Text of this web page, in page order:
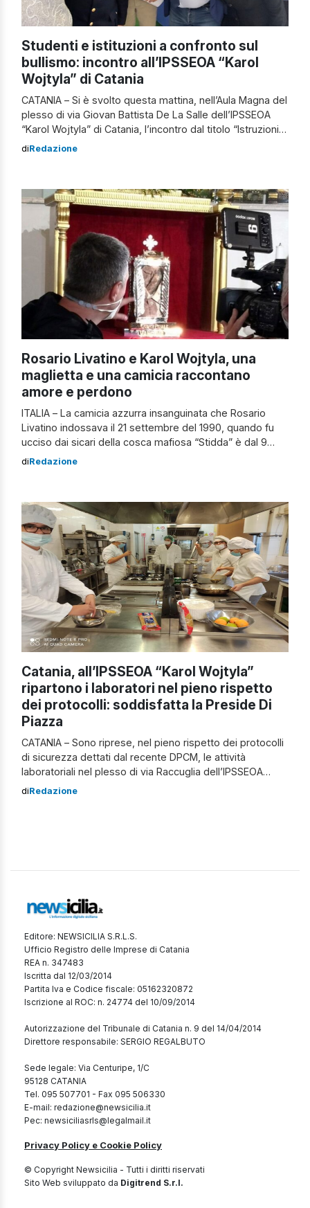
Studenti e istituzioni a confronto sul
bullismo: incontro all’IPSSEOA “Karol
Wojtyla” di Catania
CATANIA – Si è svolto questa mattina, nell’Aula Magna del
plesso di via Giovan Battista De La Salle dell’IPSSEOA
“Karol Wojtyla” di Catania, l’incontro dal titolo “Istruzioni
d’uso contro bullismo e cyberbullismo”, inserito nel
cultura della legalità, dell’educazione […]
diRedazione
Rosario Livatino e Karol Wojtyla, una
maglietta e una camicia raccontano
amore e perdono
ITALIA – La camicia azzurra insanguinata che Rosario
Livatino indossava il 21 settembre del 1990, quando fu
ucciso dai sicari della cosca mafiosa “Stidda” è dal 9
maggio, giorno della beatificazione, una preziosa reliquia
Sicilia. La maglietta bianca […]
diRedazione
Catania, all’IPSSEOA “Karol Wojtyla”
ripartono i laboratori nel pieno rispetto
dei protocolli: soddisfatta la Preside Di
Piazza
CATANIA – Sono riprese, nel pieno rispetto dei protocolli
di sicurezza dettati dal recente DPCM, le attività
laboratoriali nel plesso di via Raccuglia dell’IPSSEOA
“Karol Wojtyla” di Catania, fiore all’occhiello della
diRedazione
Editore: NEWSICILIA S.R.L.S.
Ufficio Registro delle Imprese di Catania
REA n. 347483
Iscritta dal 12/03/2014
Partita Iva e Codice fiscale: 05162320872
Iscrizione al ROC: n. 24774 del 10/09/2014
Autorizzazione del Tribunale di Catania n. 9 del 14/04/2014
Direttore responsabile: SERGIO REGALBUTO
Sede legale: Via Centuripe, 1/C
95128 CATANIA
Tel. 095 507701 - Fax 095 506330
E-mail: redazione@newsicilia.it
Pec: newsiciliasrls@legalmail.it
Privacy Policy e Cookie Policy
© Copyright Newsicilia - Tutti i diritti riservati
Sito Web sviluppato da Digitrend S.r.l.